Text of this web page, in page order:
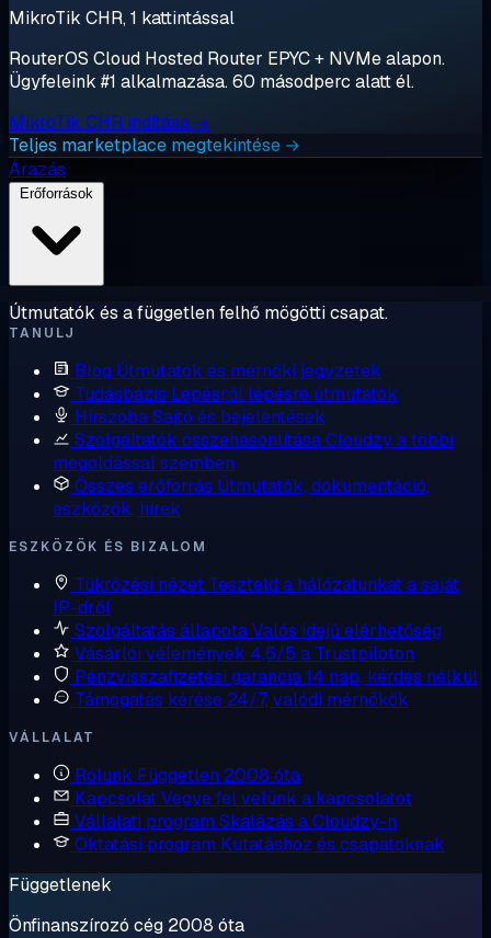
MikroTik CHR, 1 kattintással
RouterOS Cloud Hosted Router EPYC + NVMe alapon.
Ügyfeleink #1 alkalmazása. 60 másodperc alatt él.
MikroTik CHR indítása →
Teljes marketplace megtekintése →
Árazás
Útmutatók és a független felhő mögötti csapat.
TANULJ
Blog Útmutatók és mérnöki jegyzetek
Tudásbázis Lépésről lépésre útmutatók
HírszobaSajtó és bejelentések
Szolgáltatók összehasonlításaCloudzy a többi
megoldással szemben
Összes erőforrás Útmutatók, dokumentáció,
eszközök, hírek
ESZKÖZÖK ÉS BIZALOM
Tükrözési nézet Teszteld a hálózatunkat a saját
IP-dről
Szolgáltatás állapotaValós idejű elérhetőség
Vásárlói vélemények 4,6/5 a Trustpiloton
Pénzvisszafizetési garancia14 nap, kérdés nélkül
Támogatás kérése 24/7, valódi mérnökök
VÁLLALAT
Rólunk Független 2008 óta
KapcsolatVegye fel velünk a kapcsolatot
Vállalati program Skálázás a Cloudzy-n
Oktatási program Kutatáshoz és csapatoknak
Függetlenek
Önfinanszírozó cég 2008 óta